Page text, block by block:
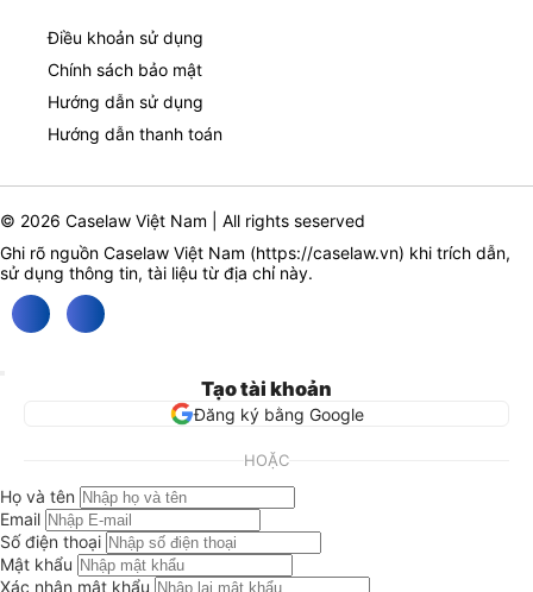
Điều khoản sử dụng
Chính sách bảo mật
Hướng dẫn sử dụng
Hướng dẫn thanh toán
© 2026 Caselaw Việt Nam | All rights seserved
Ghi rõ nguồn Caselaw Việt Nam (https://caselaw.vn) khi trích dẫn,
sử dụng thông tin, tài liệu từ địa chỉ này.
Tạo tài khoản
Đăng ký bằng Google
HOẶC
Họ và tên
Email
Số điện thoại
Mật khẩu
Xác nhận mật khẩu